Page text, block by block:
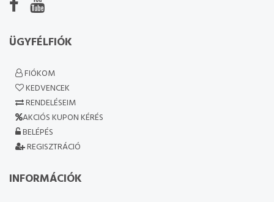
ÜGYFÉLFIÓK
FIÓKOM
KEDVENCEK
RENDELÉSEIM
AKCIÓS KUPON KÉRÉS
BELÉPÉS
REGISZTRÁCIÓ
INFORMÁCIÓK